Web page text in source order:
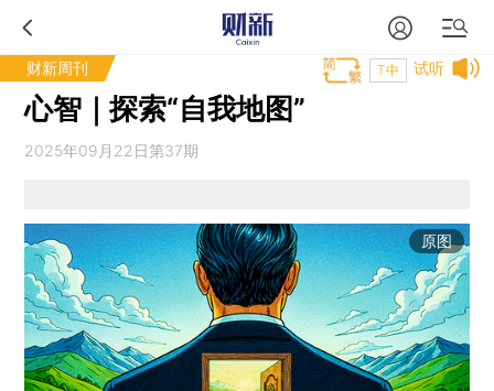
财新周刊 试听
T中
心智｜探索“自我地图”
2025年09月22日第37期
原图